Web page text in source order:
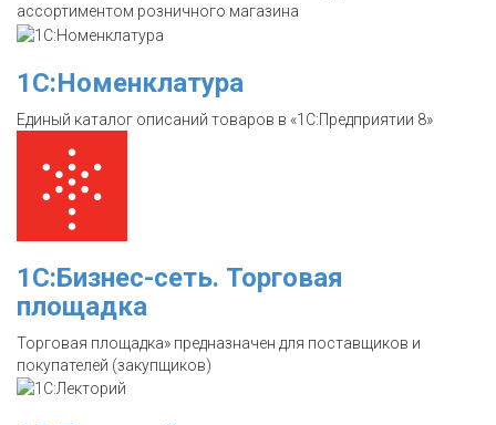
ассортиментом розничного магазина
1С:Номенклатура
Единый каталог описаний товаров в «1С:Предприятии 8»
1С:Бизнес-сеть. Торговая
площадка
Торговая площадка» предназначен для поставщиков и
покупателей (закупщиков)